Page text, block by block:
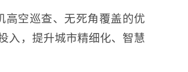
高空巡查、无死角覆盖的优
入，提升城市精细化、智慧